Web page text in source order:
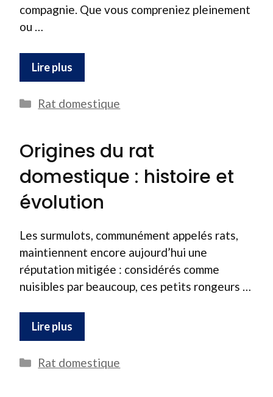
compagnie. Que vous compreniez pleinement
ou …
Lire plus
Catégories
Rat domestique
Origines du rat
domestique : histoire et
évolution
Les surmulots, communément appelés rats,
maintiennent encore aujourd’hui une
réputation mitigée : considérés comme
nuisibles par beaucoup, ces petits rongeurs …
Lire plus
Catégories
Rat domestique